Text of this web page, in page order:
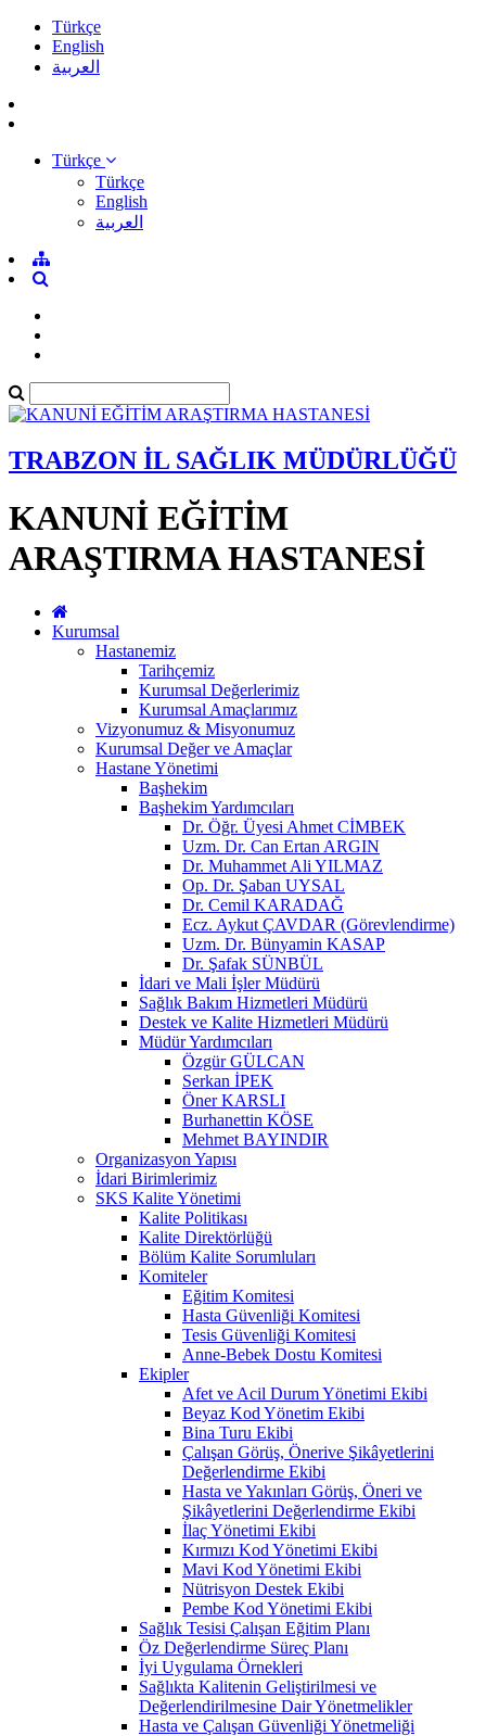
Türkçe
English
العربية
Türkçe
Türkçe
English
العربية
TRABZON İL SAĞLIK MÜDÜRLÜĞÜ
KANUNİ EĞİTİM
ARAŞTIRMA HASTANESİ
Kurumsal
Hastanemiz
Tarihçemiz
Kurumsal Değerlerimiz
Kurumsal Amaçlarımız
Vizyonumuz & Misyonumuz
Kurumsal Değer ve Amaçlar
Hastane Yönetimi
Başhekim
Başhekim Yardımcıları
Dr. Öğr. Üyesi Ahmet CİMBEK
Uzm. Dr. Can Ertan ARGIN
Dr. Muhammet Ali YILMAZ
Op. Dr. Şaban UYSAL
Dr. Cemil KARADAĞ
Ecz. Aykut ÇAVDAR (Görevlendirme)
Uzm. Dr. Bünyamin KASAP
Dr. Şafak SÜNBÜL
İdari ve Mali İşler Müdürü
Sağlık Bakım Hizmetleri Müdürü
Destek ve Kalite Hizmetleri Müdürü
Müdür Yardımcıları
Özgür GÜLCAN
Serkan İPEK
Öner KARSLI
Burhanettin KÖSE
Mehmet BAYINDIR
Organizasyon Yapısı
İdari Birimlerimiz
SKS Kalite Yönetimi
Kalite Politikası
Kalite Direktörlüğü
Bölüm Kalite Sorumluları
Komiteler
Eğitim Komitesi
Hasta Güvenliği Komitesi
Tesis Güvenliği Komitesi
Anne-Bebek Dostu Komitesi
Ekipler
Afet ve Acil Durum Yönetimi Ekibi
Beyaz Kod Yönetim Ekibi
Bina Turu Ekibi
Çalışan Görüş, Önerive Şikâyetlerini
Değerlendirme Ekibi
Hasta ve Yakınları Görüş, Öneri ve
Şikâyetlerini Değerlendirme Ekibi
İlaç Yönetimi Ekibi
Kırmızı Kod Yönetimi Ekibi
Mavi Kod Yönetimi Ekibi
Nütrisyon Destek Ekibi
Pembe Kod Yönetimi Ekibi
Sağlık Tesisi Çalışan Eğitim Planı
Öz Değerlendirme Süreç Planı
İyi Uygulama Örnekleri
Sağlıkta Kalitenin Geliştirilmesi ve
Değerlendirilmesine Dair Yönetmelikler
Hasta ve Çalışan Güvenliği Yönetmeliği